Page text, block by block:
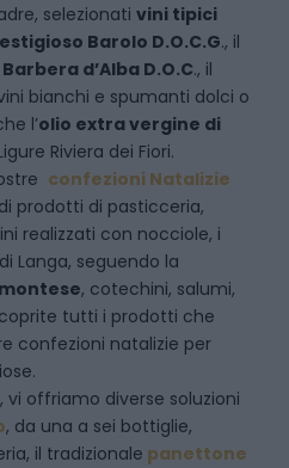
selezionati vini tipici
Barolo D.O.C.G., il
Barbera d’Alba D.O.C., il
bianchi e spumanti dolci o
l’olio extra vergine di
Riviera dei Fiori.
confezioni Natalizie
prodotti di pasticceria,
realizzati con nocciole, i
Langa, seguendo la
, cotechini, salumi,
tutti i prodotti che
confezioni natalizie per
vi offriamo diverse soluzioni
, da una a sei bottiglie,
il tradizionale panettone